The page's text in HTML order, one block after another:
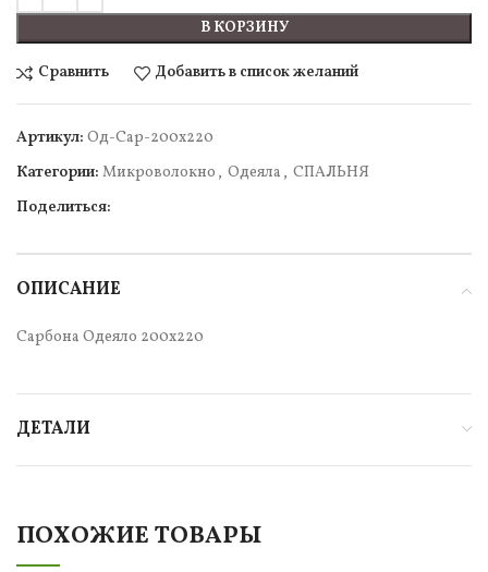
В КОРЗИНУ
Сравнить Добавить в список желаний
Артикул: Од-Сар-200х220
Категории: Микроволокно , Одеяла , СПАЛЬНЯ
Поделиться:
ОПИСАНИЕ
Сарбона Одеяло 200х220
ДЕТАЛИ
ПОХОЖИЕ ТОВАРЫ